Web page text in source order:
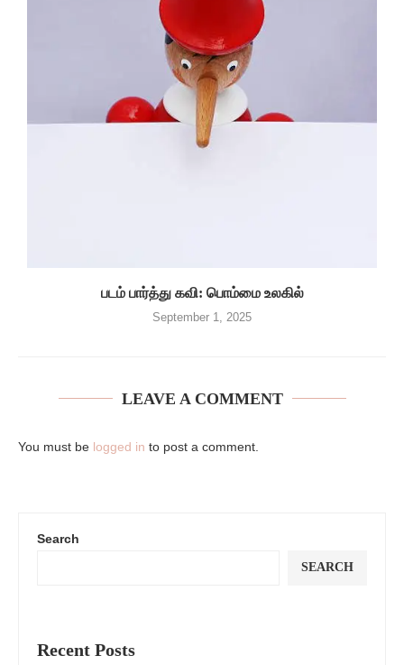
படம் பார்த்து கவி: பொம்மை உலகில்
September 1, 2025
LEAVE A COMMENT
You must be logged in to post a comment.
Search
SEARCH
Recent Posts